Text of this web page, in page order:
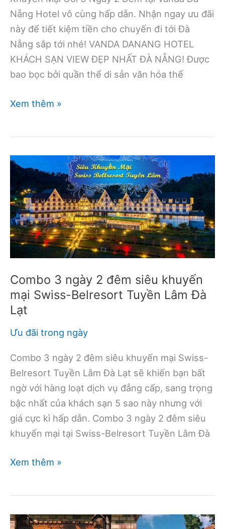
Nẵng Hotel vô cùng hấp dẫn. Nhận ngay ưu đãi
này để tiết kiệm tiền cho chuyến đi tới Đà
Nẵng sắp tới nhé! VANDA DANANG HOTEL
KHÁCH SẠN VIEW ĐẸP NHẤT ĐÀ NẴNG! Được
bao bọc bởi quần thể di sản văn hóa thế
KHUYẾN
NGÀY
ĐÊM
TẠI
VANDA
DANANG
Xem thêm »
Combo 3 ngày 2 đêm siêu khuyến
mại Swiss-Belresort Tuyền Lâm Đà
Lạt
Ưu đãi trong ngày
Combo 3 ngày 2 đêm siêu khuyến mại Swiss-
Belresort Tuyền Lâm Đà Lạt sẽ khiến bạn bất
ngờ với hàng loạt dịch vụ đẳng cấp, sang trọng
bậc nhất của khách sạn 5 sao này nhưng với
giá cực kì hấp dẫn. Combo 3 ngày 2 đêm siêu
khuyến mại tại Swiss-Belresort Tuyền Lâm Đà
Combo
đêm
Xem thêm »